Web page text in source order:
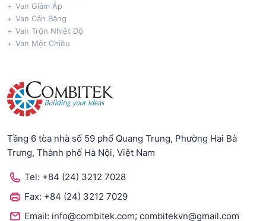
Van Giảm Áp
Van Cân Bằng
Van Trộn Nhiệt Độ
Van Một Chiều
Tầng 6 tòa nhà số 59 phố Quang Trung, Phường Hai Bà
Trưng, Thành phố Hà Nội, Việt Nam
Tel: +84 (24) 3212 7028
Fax: +84 (24) 3212 7029
Email: info@combitek.com; combitekvn@gmail.com